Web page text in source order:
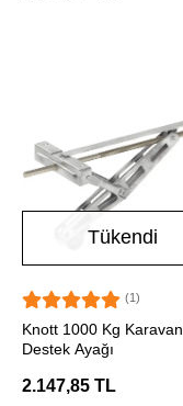
Tükendi
(1)
Knott 1000 Kg Karavan
Destek Ayağı
2.147,85 TL